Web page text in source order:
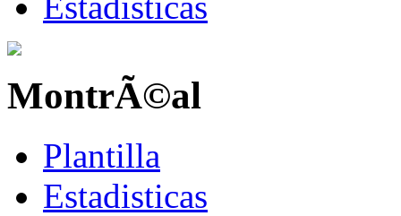
MontrÃ©al
Plantilla
Estadisticas